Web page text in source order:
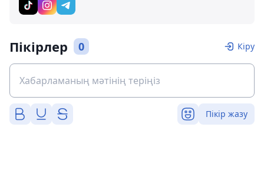
Пікірлер 0 Кіру
Пікір жазу